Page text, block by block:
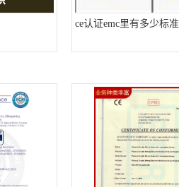
ce认证emc里有多少标准